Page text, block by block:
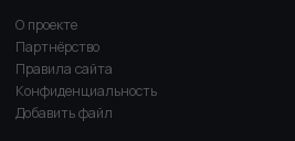
О проекте
Партнёрство
Правила сайта
Конфиденциальность
Добавить файл